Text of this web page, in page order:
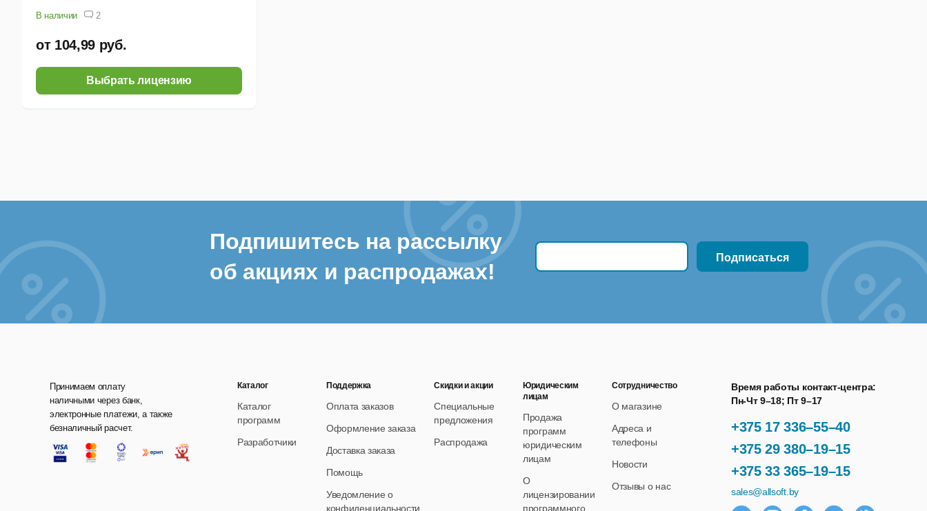
В наличии 2
от 104,99 руб.
Выбрать лицензию
Подпишитесь на рассылку
об акциях и распродажах!
Принимаем оплату
наличными через банк,
электронные платежи, а также
безналичный расчет.
+375 17 336–55–40
+375 29 380–19–15
+375 33 365–19–15
Время работы контакт-центра:
Пн-Чт 9–18; Пт 9–17
sales@allsoft.by
Каталог
Каталог
программ
Разработчики
Поддержка
Оплата заказов
Оформление заказа
Доставка заказа
Помощь
Уведомление о
конфиденциальности
Скидки и акции
Специальные
предложения
Распродажа
Юридическим
лицам
Продажа
программ
юридическим
лицам
О
лицензировании
программного
Сотрудничество
О магазине
Адреса и
телефоны
Новости
Отзывы о нас